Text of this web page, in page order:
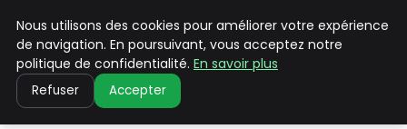
CLIMATE C ADVANCED
Nous utilisons des cookies pour améliorer votre expérience
de navigation. En poursuivant, vous acceptez notre
politique de confidentialité. En savoir plus
Refuser Accepter